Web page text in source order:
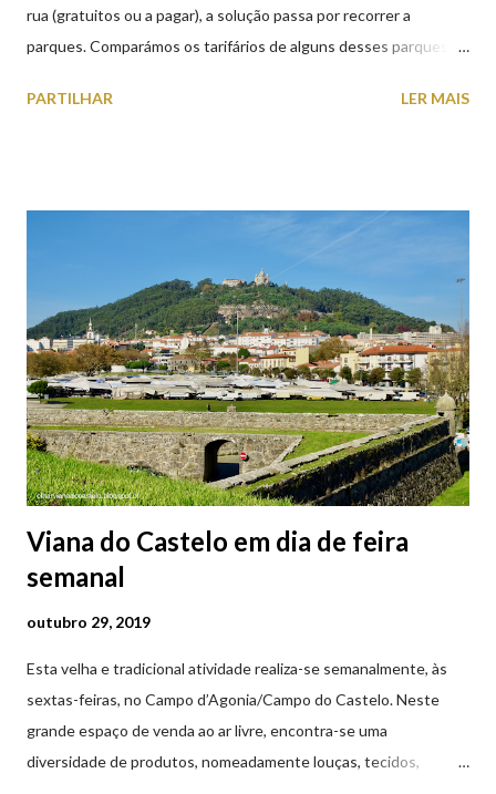
rua (gratuitos ou a pagar), a solução passa por recorrer a
parques. Comparámos os tarifários de alguns desses parques de
subterrâneos) perto do centro da cidade (entenda-se por
subterrâneos. O Parque da Estação Viana Shopping é grátis de
2ª a 5ª feira a partir das 20:00 (DIAS ÚTEIS)
PARTILHAR LER MAIS
Viana do Castelo em dia de feira
semanal
outubro 29, 2019
Esta velha e tradicional atividade realiza-se semanalmente, às
sextas-feiras, no Campo d’Agonia/Campo do Castelo. Neste
grande espaço de venda ao ar livre, encontra-se uma
diversidade de produtos, nomeadamente louças, tecidos,